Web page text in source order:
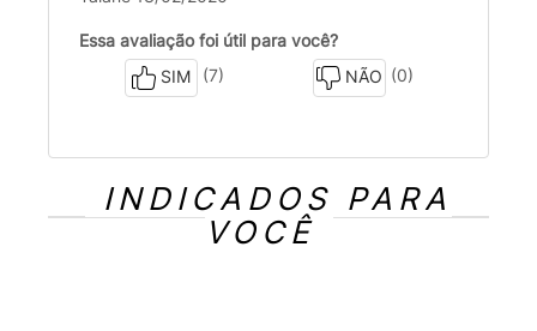
Essa avaliação foi útil para você?
SIM
(7) NÃO (0)
INDICADOS PARA
VOCÊ